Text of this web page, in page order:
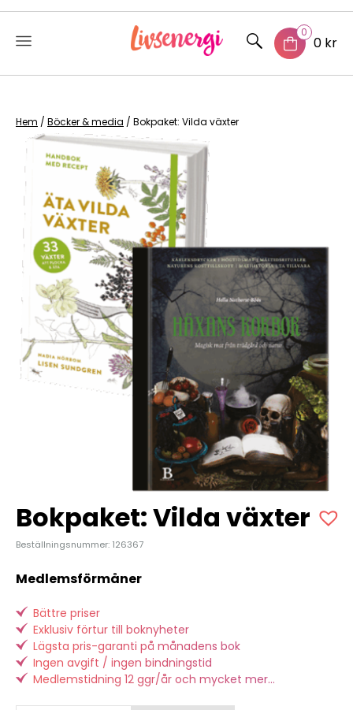
content
0
0 kr
Hem / Böcker & media / Bokpaket: Vilda växter
Bokpaket: Vilda växter
Beställningsnummer: 126367
Medlemsförmåner
Bättre priser
Exklusiv förtur till boknyheter
Lägsta pris-garanti på månadens bok
Ingen avgift / ingen bindningstid
Medlemstidning 12 ggr/år och mycket mer...